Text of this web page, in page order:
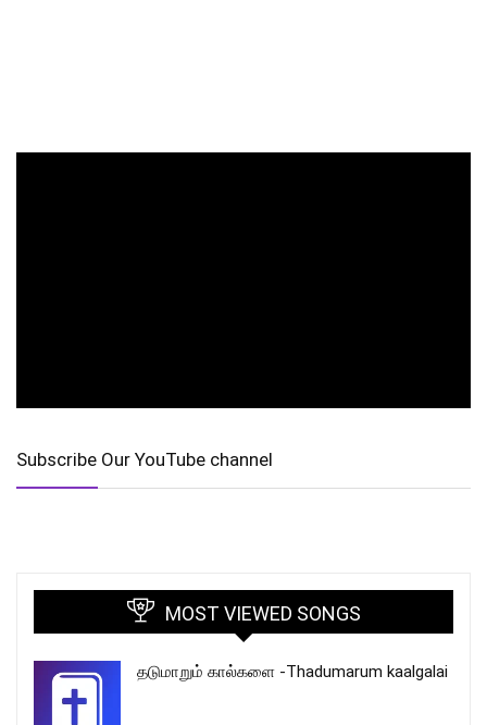
Subscribe Our YouTube channel
MOST VIEWED SONGS
தடுமாறும் கால்களை -Thadumarum kaalgalai